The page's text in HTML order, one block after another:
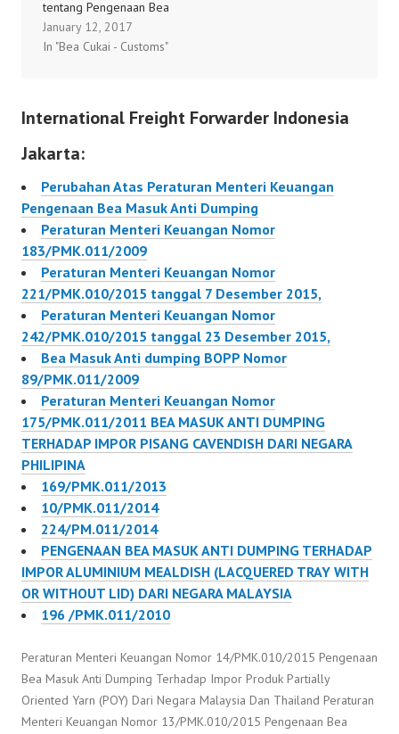
tentang Pengenaan Bea
Masuk Anti Dumping
Atas Barang Impor
Negara Thailand dan
1/PMK.010/2017
January 12, 2017
In "Bea Cukai - Customs"
International Freight Forwarder Indonesia
Jakarta:
Perubahan Atas Peraturan Menteri Keuangan
Pengenaan Bea Masuk Anti Dumping
Peraturan Menteri Keuangan Nomor
183/PMK.011/2009
Peraturan Menteri Keuangan Nomor
221/PMK.010/2015 tanggal 7 Desember 2015,
Peraturan Menteri Keuangan Nomor
242/PMK.010/2015 tanggal 23 Desember 2015,
Bea Masuk Anti dumping BOPP Nomor
89/PMK.011/2009
Peraturan Menteri Keuangan Nomor
175/PMK.011/2011 BEA MASUK ANTI DUMPING
TERHADAP IMPOR PISANG CAVENDISH DARI NEGARA
PHILIPINA
169/PMK.011/2013
10/PMK.011/2014
224/PM.011/2014
PENGENAAN BEA MASUK ANTI DUMPING TERHADAP
IMPOR ALUMINIUM MEALDISH (LACQUERED TRAY WITH
OR WITHOUT LID) DARI NEGARA MALAYSIA
196 /PMK.011/2010
Peraturan Menteri Keuangan Nomor 14/PMK.010/2015 Pengenaan
Bea Masuk Anti Dumping Terhadap Impor Produk Partially
Oriented Yarn (POY) Dari Negara Malaysia Dan Thailand Peraturan
Menteri Keuangan Nomor 13/PMK.010/2015 Pengenaan Bea